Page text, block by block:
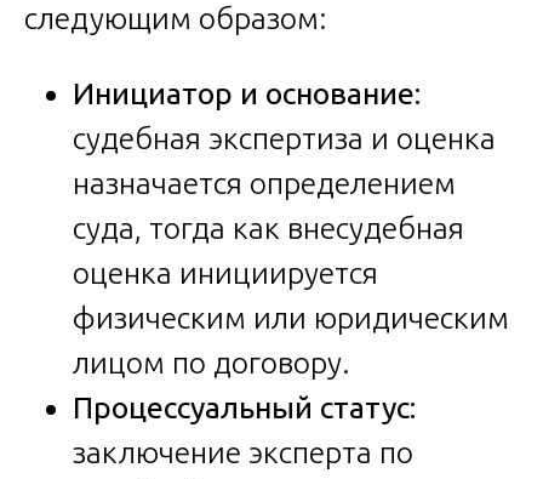
следующим образом:
Инициатор и основание:
судебная экспертиза и оценка
назначается определением
суда, тогда как внесудебная
оценка инициируется
физическим или юридическим
лицом по договору.
Процессуальный статус:
заключение эксперта по